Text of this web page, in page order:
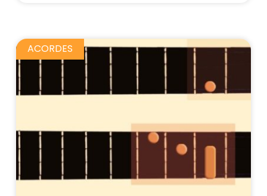
ACORDES